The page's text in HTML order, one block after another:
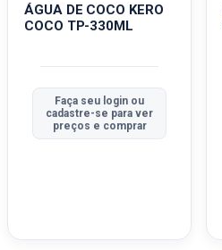
ÁGUA DE COCO KERO
COCO TP-330ML
Faça seu login ou
cadastre-se para ver
preços e comprar